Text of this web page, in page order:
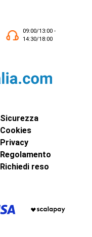
09:00/13:00 -
14:30/18:00
Sicurezza
Cookies
Privacy
Regolamento
Richiedi reso